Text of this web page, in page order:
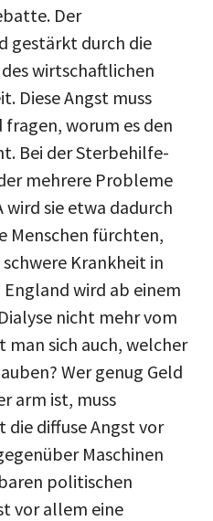
Der
gestärkt durch die
wirtschaftlichen
Diese Angst muss
worum es den
Bei der Sterbehilfe-
mehrere Probleme
wird sie etwa dadurch
Menschen fürchten,
Krankheit in
England wird ab einem
nicht mehr vom
sich auch, welcher
Wer genug Geld
arm ist, muss
diffuse Angst vor
Maschinen
politischen
vor allem eine